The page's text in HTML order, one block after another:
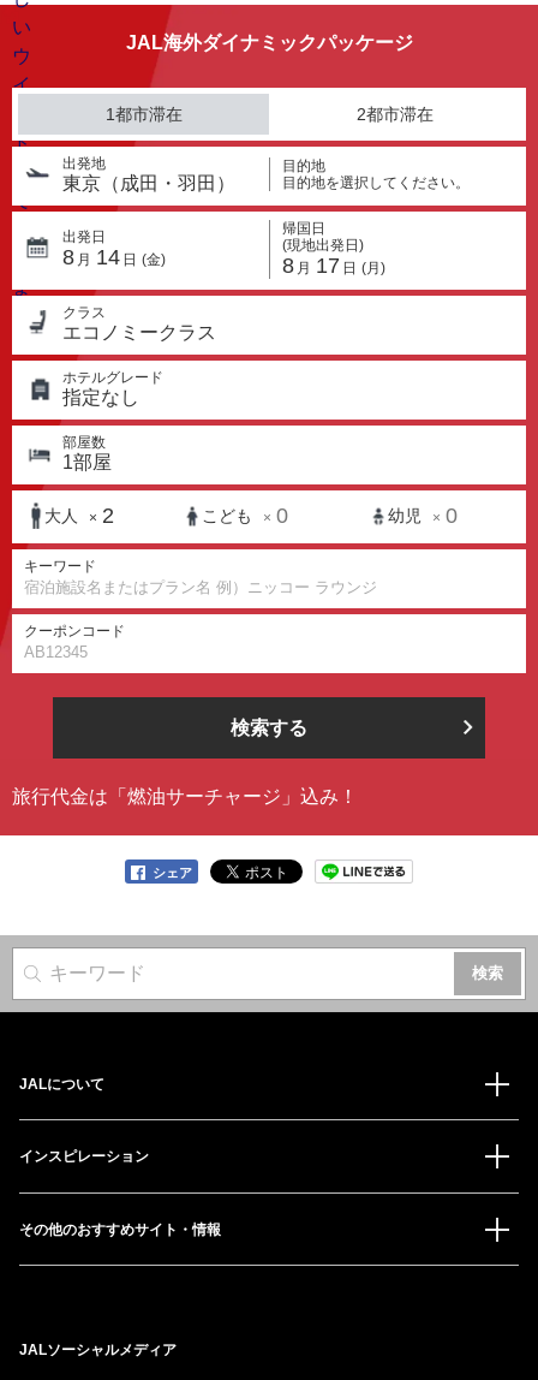
JAL海外ダイナミックパッケージ
1都市滞在 2都市滞在
出発地
東京（成田・羽田）
目的地
目的地を選択してください。
出発日
8 月 14 日 (金)
帰国日
(現地出発日)
8 月 17 日 (月)
クラス
エコノミークラス
ホテルグレード
指定なし
部屋数
1部屋
大人 × 2 こども × 0 幼児 × 0
キーワード
クーポンコード
検索する
旅行代金は「燃油サーチャージ」込み！
シェア
サイト内検索
JALについて
インスピレーション
その他のおすすめサイト・情報
JALソーシャルメディア